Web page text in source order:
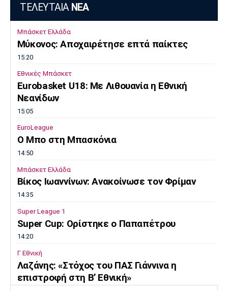
ΤΕΛΕΥΤΑΙΑ ΝΕΑ
Μπάσκετ Ελλάδα
Μύκονος: Αποχαιρέτησε επτά παίκτες
15:20
Εθνικές Μπάσκετ
Eurobasket U18: Με Λιθουανία η Εθνική
Νεανίδων
15:05
EuroLeague
Ο Μπο στη Μπασκόνια
14:50
Μπάσκετ Ελλάδα
Βίκος Ιωαννίνων: Ανακοίνωσε τον Φρίμαν
14:35
Super League 1
Super Cup: Ορίστηκε ο Παπαπέτρου
14:20
Γ Εθνική
Λαζάνης: «Στόχος του ΠΑΣ Γιάννινα η
επιστροφή στη Β’ Εθνική»